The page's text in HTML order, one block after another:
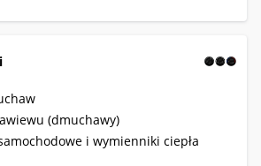
(dmuchawy)
i wymienniki ciepła